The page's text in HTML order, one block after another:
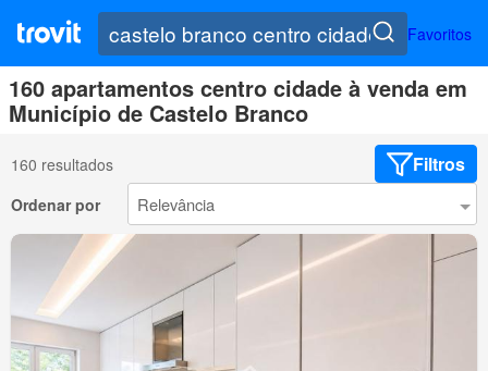
Favoritos
160 apartamentos centro cidade à venda em
Município de Castelo Branco
160 resultados Filtros
Ordenar por